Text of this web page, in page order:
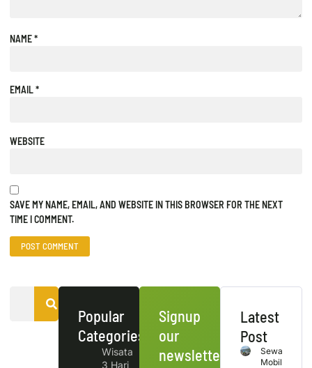
NAME*
EMAIL*
WEBSITE
SAVE MY NAME, EMAIL, AND WEBSITE IN THIS BROWSER FOR THE NEXT
TIME I COMMENT.
Popular
Categories
Wisata
3 Hari
Signup
our
newsletter
Latest
Post
Sewa
Mobil